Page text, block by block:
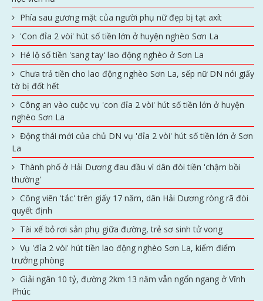
Phía sau gương mặt của người phụ nữ đẹp bị tạt axít
'Con đỉa 2 vòi' hút số tiền lớn ở huyện nghèo Sơn La
Hé lộ số tiền 'sang tay' lao động nghèo ở Sơn La
Chưa trả tiền cho lao động nghèo Sơn La, sếp nữ DN nói giấy
tờ bị đốt hết
Công an vào cuộc vụ 'con đỉa 2 vòi' hút số tiền lớn ở huyện
nghèo Sơn La
Động thái mới của chủ DN vụ 'đỉa 2 vòi' hút số tiền lớn ở Sơn
La
Thành phố ở Hải Dương đau đầu vì dân đòi tiền 'chậm bồi
thường'
Công viên 'tắc' trên giấy 17 năm, dân Hải Dương ròng rã đòi
quyết định
Tài xế bỏ rơi sản phụ giữa đường, trẻ sơ sinh tử vong
Vụ 'đỉa 2 vòi' hút tiền lao động nghèo Sơn La, kiểm điểm
trưởng phòng
Giải ngân 10 tỷ, đường 2km 13 năm vẫn ngổn ngang ở Vĩnh
Phúc